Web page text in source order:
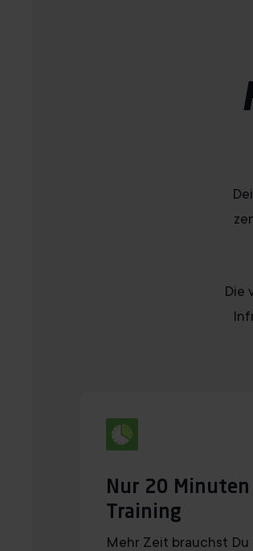
Die
Nur 20 Minuten
Training
Mehr Zeit brauchst